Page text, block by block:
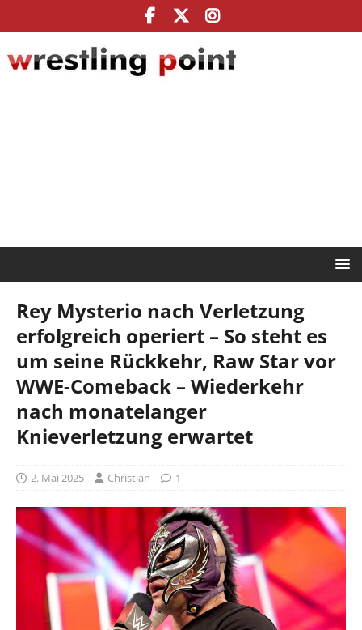
Rey Mysterio nach Verletzung
erfolgreich operiert – So steht es
um seine Rückkehr, Raw Star vor
WWE-Comeback – Wiederkehr
nach monatelanger
Knieverletzung erwartet
2. Mai 2025 Christian 1